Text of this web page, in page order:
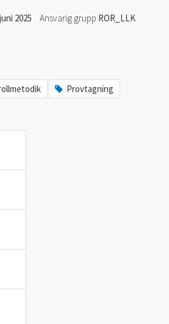
2025 Ansvarig grupp ROR_LLK
Provtagning